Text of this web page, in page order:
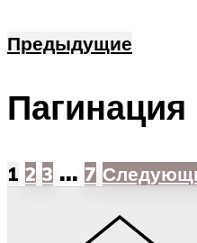
Предыдущие
Пагинация
1 2 3 … 7